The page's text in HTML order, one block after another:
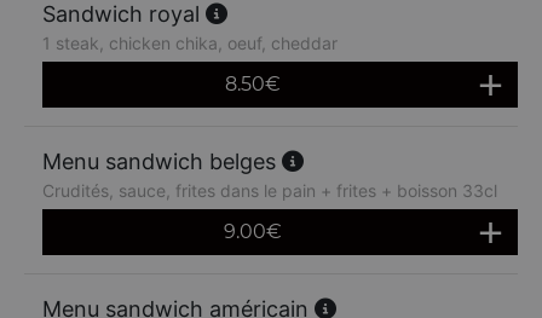
Sandwich royal
1 steak, chicken chika, oeuf, cheddar
8.50€
Menu sandwich belges
Crudités, sauce, frites dans le pain + frites + boisson 33cl
9.00€
Menu sandwich américain